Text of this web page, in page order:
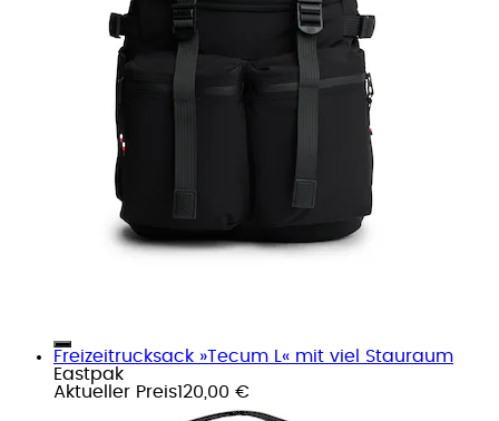
Freizeitrucksack »Tecum L« mit viel Stauraum
Eastpak
Aktueller Preis120,00 €